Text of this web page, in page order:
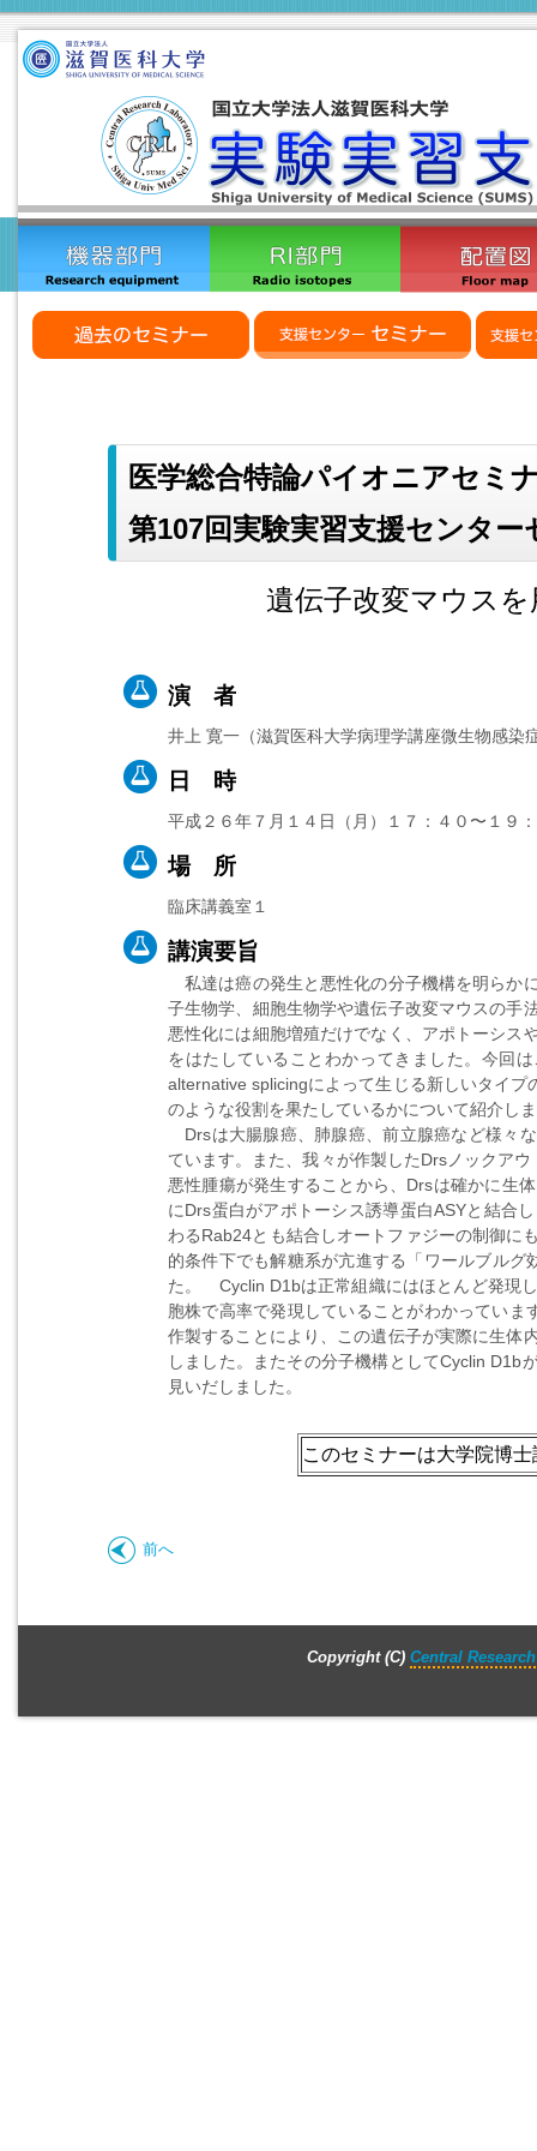
医学総合特論パイオニアセミ
第107回実験実習支援センター
遺伝子改変マウス
演 者
井上 寛一（滋賀医科大学病理学講座微生物感染
日 時
平成２６年７月１４日（月）１７：４０〜１９
場 所
臨床講義室１
講演要旨
私達は癌の発生と悪性化の分子機構を明らか
子生物学、細胞生物学や遺伝子改変マウスの手
悪性化には細胞増殖だけでなく、アポトーシス
をはたしていることわかってきました。今回
alternative splicingによって生じる新しいタイ
のような役割を果たしているかについて紹介し
Drsは大腸腺癌、肺腺癌、前立腺癌など様々
ています。また、我々が作製したDrsノックア
悪性腫瘍が発生することから、Drsは確かに生
にDrs蛋白がアポトーシス誘導蛋白ASYと結合
わるRab24とも結合しオートファジーの制御に
的条件下でも解糖系が亢進する「ワールブル
た。 Cyclin D1bは正常組織にはほとんど発現
胞株で高率で発現していることがわかってい
作製することにより、この遺伝子が実際に生体
しました。またその分子機構としてCyclin D1b
見いだしました。
このセミナーは大学院博
前へ
Copyright (C) Central